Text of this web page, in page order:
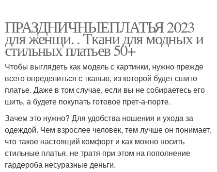
ПРАЗДНИЧНЫЕПЛАТЬЯ 2023
для женщи. . Ткани для модных и
стильных платьев 50+
Чтобы выглядеть как модель с картинки, нужно прежде
всего определиться с тканью, из которой будет сшито
платье. Даже в том случае, если вы не собираетесь его
шить, а будете покупать готовое прет-а-порте.
Зачем это нужно? Для удобства ношения и ухода за
одеждой. Чем взрослее человек, тем лучше он понимает,
что такое настоящий комфорт и как можно носить
стильные платья, не тратя при этом на пополнение
гардероба несуразные деньги.